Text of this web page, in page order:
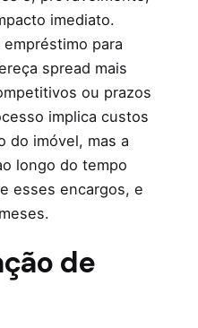
imediato.
para
spread mais
ou prazos
implica custos
do imóvel, mas a
longo do tempo
esses encargos, e
de